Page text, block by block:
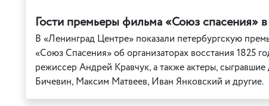
Гости премьеры фильма «Союз спасения»
В «Ленинград Центре» показали петербургскую
«Союз Спасения» об организаторах восстания 1825
режиссер Андрей Кравчук, а также актеры,
Бичевин, Максим Матвеев, Иван Янковский и другие.